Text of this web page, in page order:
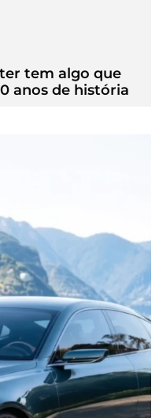
tem algo que
anos de história